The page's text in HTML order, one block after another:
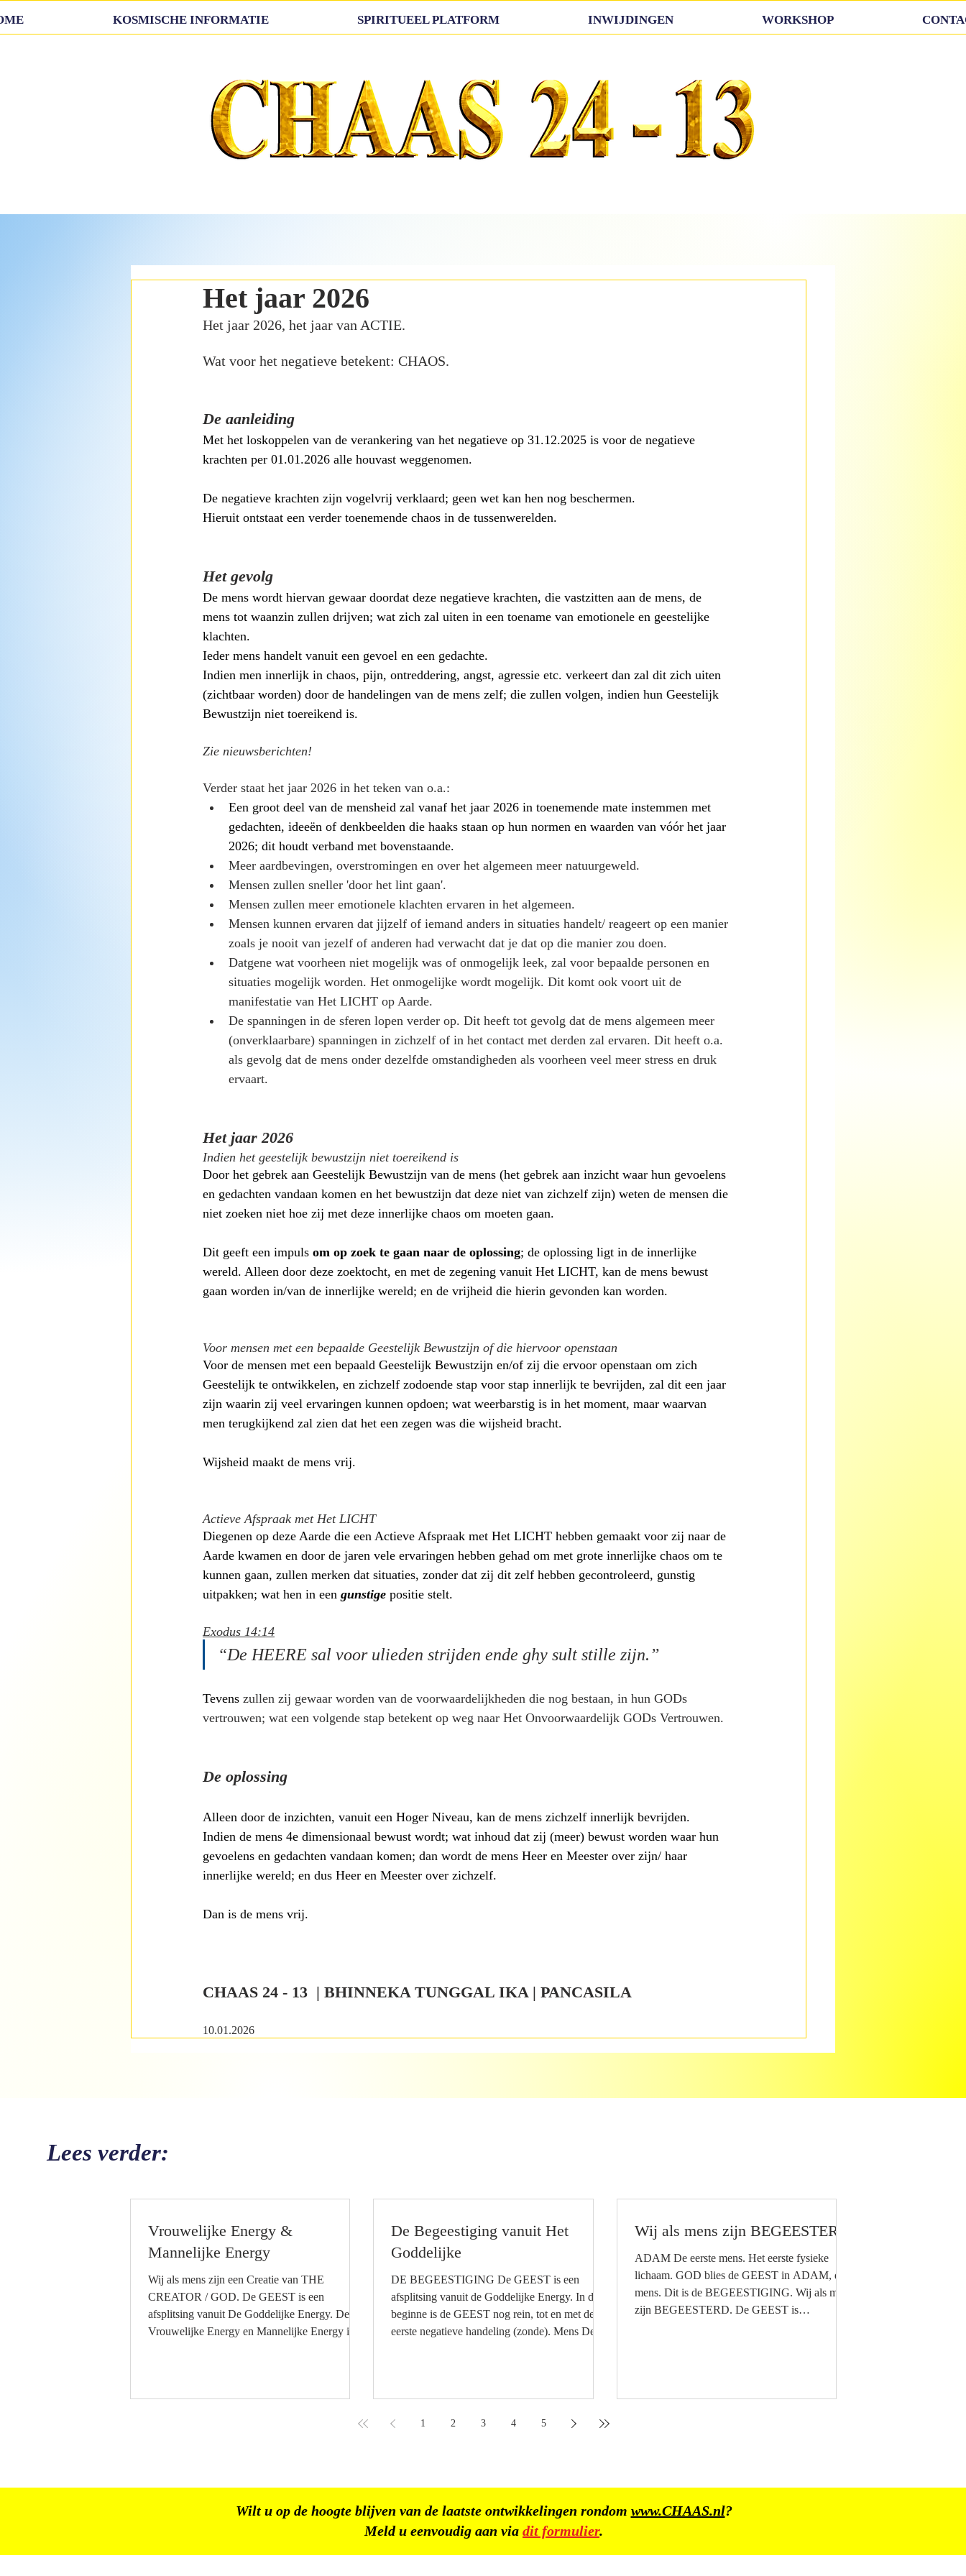
KOSMISCHE INFORMATIE SPIRITUEEL PLATFORM INWIJDINGEN WORKSHOP
Het jaar 2026
Het jaar 2026, het jaar van ACTIE.
Wat voor het negatieve betekent: CHAOS.
De aanleiding
Met het loskoppelen van de verankering van het negatieve op 31.12.2025 is voor de negatieve
krachten per 01.01.2026 alle houvast weggenomen.
De negatieve krachten zijn vogelvrij verklaard; geen wet kan hen nog beschermen.
Hieruit ontstaat een verder toenemende chaos in de tussenwerelden.
Het gevolg
De mens wordt hiervan gewaar doordat deze negatieve krachten, die vastzitten aan de mens, de
mens tot waanzin zullen drijven; wat zich zal uiten in een toename van emotionele en geestelijke
klachten.
Ieder mens handelt vanuit een gevoel en een gedachte.
Indien men innerlijk in chaos, pijn, ontreddering, angst, agressie etc. verkeert dan zal dit zich uiten
(zichtbaar worden) door de handelingen van de mens zelf; die zullen volgen, indien hun Geestelijk
Bewustzijn niet toereikend is.
Zie nieuwsberichten!
Verder staat het jaar 2026 in het teken van o.a.:
Een groot deel van de mensheid zal vanaf het jaar 2026 in toenemende mate instemmen met
gedachten, ideeën of denkbeelden die haaks staan op hun normen en waarden van vóór het jaar
2026; dit houdt verband met bovenstaande.
Meer aardbevingen, overstromingen en over het algemeen meer natuurgeweld.
Mensen zullen sneller 'door het lint gaan'.
Mensen zullen meer emotionele klachten ervaren in het algemeen.
Mensen kunnen ervaren dat jijzelf of iemand anders in situaties handelt/ reageert op een manier
zoals je nooit van jezelf of anderen had verwacht dat je dat op die manier zou doen.
Datgene wat voorheen niet mogelijk was of onmogelijk leek, zal voor bepaalde personen en
situaties mogelijk worden. Het onmogelijke wordt mogelijk. Dit komt ook voort uit de
manifestatie van Het LICHT op Aarde.
De spanningen in de sferen lopen verder op. Dit heeft tot gevolg dat de mens algemeen meer
(onverklaarbare) spanningen in zichzelf of in het contact met derden zal ervaren. Dit heeft o.a.
als gevolg dat de mens onder dezelfde omstandigheden als voorheen veel meer stress en druk
ervaart.
Het jaar 2026
Indien het geestelijk bewustzijn niet toereikend is
Door het gebrek aan Geestelijk Bewustzijn van de mens (het gebrek aan inzicht waar hun gevoelens
en gedachten vandaan komen en het bewustzijn dat deze niet van zichzelf zijn) weten de mensen die
niet zoeken niet hoe zij met deze innerlijke chaos om moeten gaan.
Dit geeft een impuls om op zoek te gaan naar de oplossing; de oplossing ligt in de innerlijke
wereld. Alleen door deze zoektocht, en met de zegening vanuit Het LICHT, kan de mens bewust
gaan worden in/van de innerlijke wereld; en de vrijheid die hierin gevonden kan worden.
Voor mensen met een bepaalde Geestelijk Bewustzijn of die hiervoor openstaan
Voor de mensen met een bepaald Geestelijk Bewustzijn en/of zij die ervoor openstaan om zich
Geestelijk te ontwikkelen, en zichzelf zodoende stap voor stap innerlijk te bevrijden, zal dit een jaar
zijn waarin zij veel ervaringen kunnen opdoen; wat weerbarstig is in het moment, maar waarvan
men terugkijkend zal zien dat het een zegen was die wijsheid bracht.
Wijsheid maakt de mens vrij.
Actieve Afspraak met Het LICHT
Diegenen op deze Aarde die een Actieve Afspraak met Het LICHT hebben gemaakt voor zij naar de
Aarde kwamen en door de jaren vele ervaringen hebben gehad om met grote innerlijke chaos om te
kunnen gaan, zullen merken dat situaties, zonder dat zij dit zelf hebben gecontroleerd, gunstig
uitpakken; wat hen in een gunstige positie stelt.
Exodus 14:14
“De HEERE sal voor ulieden strijden ende ghy sult stille zijn.’’
Tevens zullen zij gewaar worden van de voorwaardelijkheden die nog bestaan, in hun GODs
vertrouwen; wat een volgende stap betekent op weg naar Het Onvoorwaardelijk GODs Vertrouwen.
De oplossing
Alleen door de inzichten, vanuit een Hoger Niveau, kan de mens zichzelf innerlijk bevrijden.
Indien de mens 4e dimensionaal bewust wordt; wat inhoud dat zij (meer) bewust worden waar hun
gevoelens en gedachten vandaan komen; dan wordt de mens Heer en Meester over zijn/ haar
innerlijke wereld; en dus Heer en Meester over zichzelf.
Dan is de mens vrij.
CHAAS 24 - 13  | BHINNEKA TUNGGAL IKA | PANCASILA
10.01.2026
Lees verder:
Vrouwelijke Energy &
Mannelijke Energy
Wij als mens zijn een Creatie van THE
CREATOR / GOD. De GEEST is een
afsplitsing vanuit De Goddelijke Energy. De
Vrouwelijke Energy en Mannelijke Energy is
GOD/CREATOR. Vrouwelijke Halfgoden en
in zich. El
De Begeestiging vanuit Het
Goddelijke
DE BEGEESTIGING De GEEST is een
afsplitsing vanuit de Goddelijke Energy. In den
beginne is de GEEST nog rein, tot en met de
eerste negatieve handeling (zonde). Mens De
Volmaaktheid komen. Want we zijn immers uit
Het GODDELIJKE. CHAAS 24 - 13 |
Wij als mens zijn BEGEESTERD
ADAM De eerste mens. Het eerste fysieke
lichaam. GOD blies de GEEST in ADAM, de
mens. Dit is de BEGEESTIGING. Wij als mens
zijn BEGEESTERD. De GEEST is
aanwezig. De VRIJE WIL staat op zichzelf.
1 2 3 4 5
Wilt u op de hoogte blijven van de laatste ontwikkelingen rondom www.CHAAS.nl?
Meld u eenvoudig aan via dit formulier.